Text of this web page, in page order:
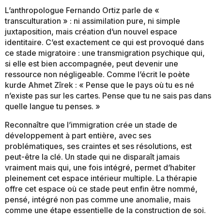
L’anthropologue Fernando Ortiz parle de «
transculturation » : ni assimilation pure, ni simple
juxtaposition, mais création d’un nouvel espace
identitaire. C’est exactement ce qui est provoqué dans
ce stade migratoire : une transmigration psychique qui,
si elle est bien accompagnée, peut devenir une
ressource non négligeable. Comme l’écrit le poète
kurde Ahmet Zîrek : « Pense que le pays où tu es né
n’existe pas sur les cartes. Pense que tu ne sais pas dans
quelle langue tu penses. »
Reconnaître que l’immigration crée un stade de
développement à part entière, avec ses
problématiques, ses craintes et ses résolutions, est
peut-être la clé. Un stade qui ne disparaît jamais
vraiment mais qui, une fois intégré, permet d’habiter
pleinement cet espace intérieur multiple. La thérapie
offre cet espace où ce stade peut enfin être nommé,
pensé, intégré non pas comme une anomalie, mais
comme une étape essentielle de la construction de soi.